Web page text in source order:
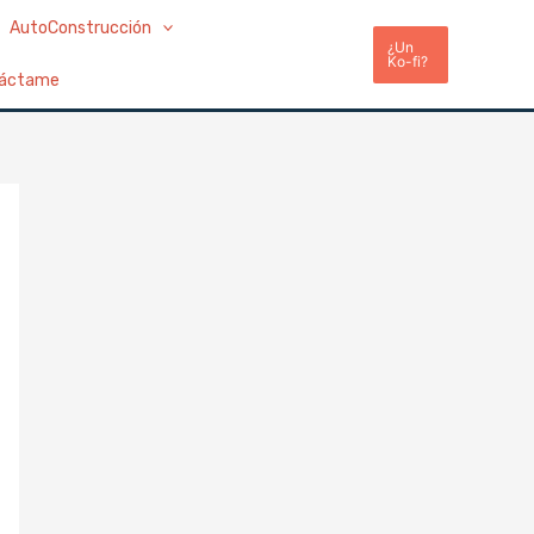
AutoConstrucción
¿Un
Ko-fi?